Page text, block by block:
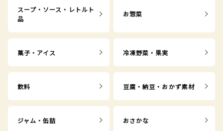
スープ・ソース・レトルト
品
お惣菜
菓子・アイス 冷凍野菜・果実
飲料 豆腐・納豆・おかず素材
ジャム・缶詰 おさかな